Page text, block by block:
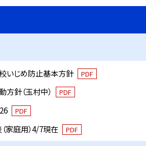
いじめ防止基本方針 PDF
針（玉村中） PDF
PDF
家庭用）4/7現在 PDF